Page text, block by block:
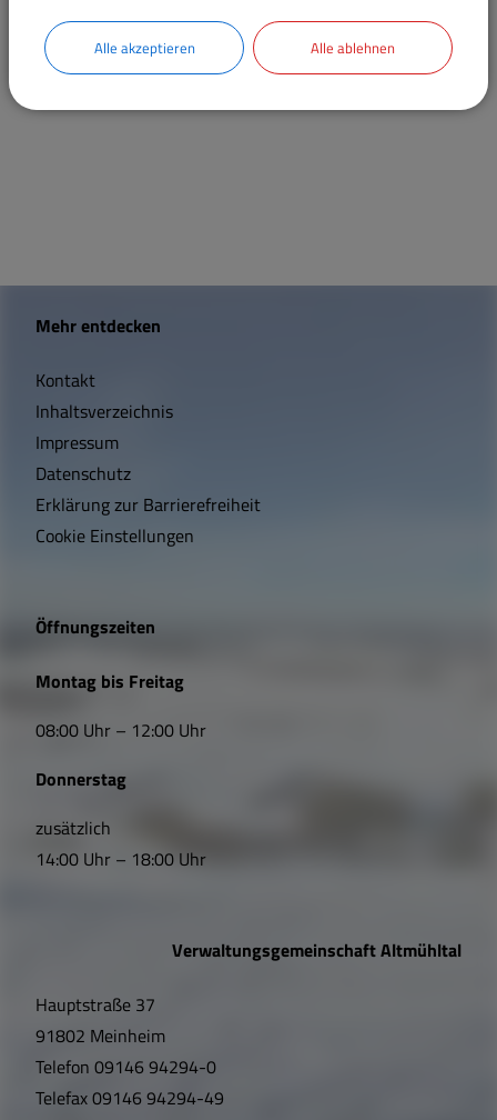
W
c
h
t
i
e
L
n
k
s
f
n
u
Mehr entdecken
Kontakt
Inhaltsverzeichnis
Impressum
Datenschutz
Erklärung zur Barrierefreiheit
Cookie Einstellungen
Öffnungszeiten
Montag bis Freitag
08:00 Uhr – 12:00 Uhr
Donnerstag
zusätzlich
14:00 Uhr – 18:00 Uhr
Verwaltungsgemeinschaft Altmühltal
Hauptstraße 37
91802 Meinheim
Telefon 09146 94294-0
Telefax09146 94294-49
Alle akzeptieren Alle ablehnen